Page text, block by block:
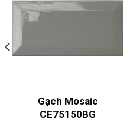
Gạch Mosaic
CE75150BG